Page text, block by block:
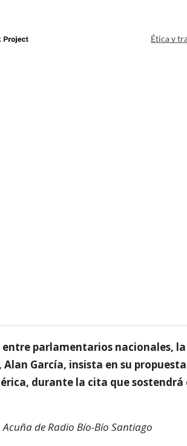
Ética y
entre parlamentarios nacionales,
Alan García, insista en su
durante la cita que sostendrá
de Radio Bío-Bío Santiago